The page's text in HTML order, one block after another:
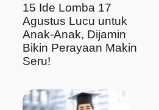
15 Ide Lomba 17
Agustus Lucu untuk
Anak-Anak, Dijamin
Bikin Perayaan Makin
Seru!